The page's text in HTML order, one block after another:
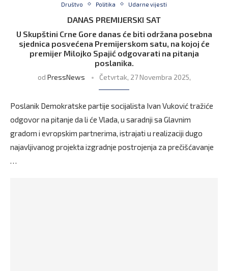
Društvo Politika Udarne vijesti
DANAS PREMIJERSKI SAT
U Skupštini Crne Gore danas će biti održana posebna
sjednica posvećena Premijerskom satu, na kojoj će
premijer Milojko Spajić odgovarati na pitanja
poslanika.
od PressNews Četvrtak, 27 Novembra 2025,
Poslanik Demokratske partije socijalista Ivan Vuković tražiće
odgovor na pitanje da li će Vlada, u saradnji sa Glavnim
gradom i evropskim partnerima, istrajati u realizaciji dugo
najavljivanog projekta izgradnje postrojenja za prečišćavanje
…